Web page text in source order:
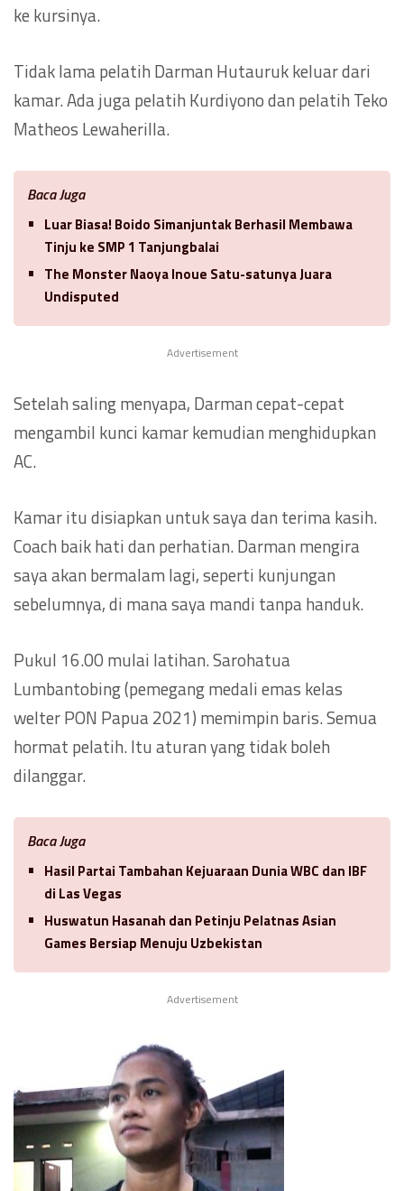
ke kursinya.
Tidak lama pelatih Darman Hutauruk keluar dari
kamar. Ada juga pelatih Kurdiyono dan pelatih Teko
Matheos Lewaherilla.
Baca Juga
Luar Biasa! Boido Simanjuntak Berhasil Membawa
Tinju ke SMP 1 Tanjungbalai
The Monster Naoya Inoue Satu-satunya Juara
Undisputed
Advertisement
Setelah saling menyapa, Darman cepat-cepat
mengambil kunci kamar kemudian menghidupkan
AC.
Kamar itu disiapkan untuk saya dan terima kasih.
Coach baik hati dan perhatian. Darman mengira
saya akan bermalam lagi, seperti kunjungan
sebelumnya, di mana saya mandi tanpa handuk.
Pukul 16.00 mulai latihan. Sarohatua
Lumbantobing (pemegang medali emas kelas
welter PON Papua 2021) memimpin baris. Semua
hormat pelatih. Itu aturan yang tidak boleh
dilanggar.
Baca Juga
Hasil Partai Tambahan Kejuaraan Dunia WBC dan IBF
di Las Vegas
Huswatun Hasanah dan Petinju Pelatnas Asian
Games Bersiap Menuju Uzbekistan
Advertisement